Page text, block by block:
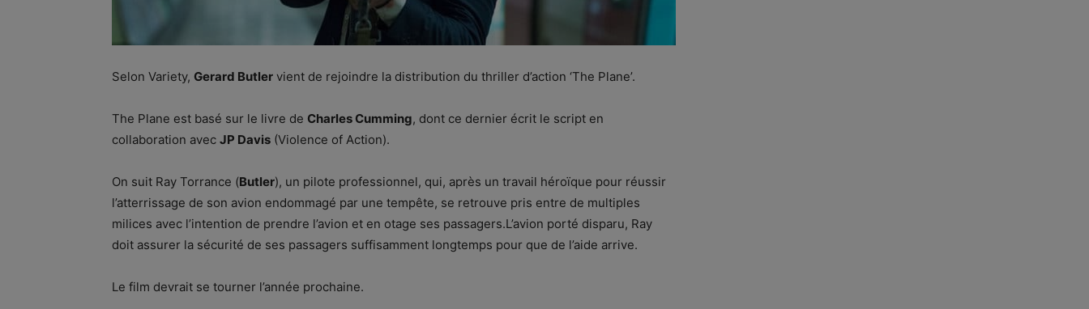
Selon Variety, Gerard Butler vient de rejoindre la distribution du thriller d’action ‘The Plane’.
The Plane est basé sur le livre de Charles Cumming, dont ce dernier écrit le script en
collaboration avec JP Davis (Violence of Action).
On suit Ray Torrance (Butler), un pilote professionnel, qui, après un travail héroïque pour réussir
l’atterrissage de son avion endommagé par une tempête, se retrouve pris entre de multiples
milices avec l’intention de prendre l’avion et en otage ses passagers.L’avion porté disparu, Ray
doit assurer la sécurité de ses passagers suffisamment longtemps pour que de l’aide arrive.
Le film devrait se tourner l’année prochaine.